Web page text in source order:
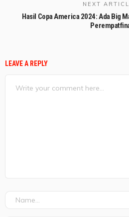
NEXT
Hasil Copa America 2024: Ada Big
LEAVE A REPLY